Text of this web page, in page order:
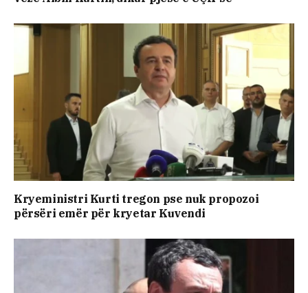
Kryeministri Kurti tregon pse nuk propozoi
përsëri emër për kryetar Kuvendi